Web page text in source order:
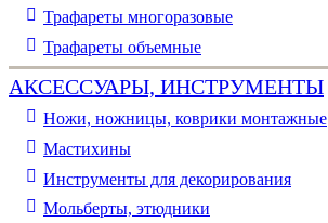
Трафареты многоразовые
Трафареты объемные
АКСЕССУАРЫ, ИНСТРУМЕНТЫ
Ножи, ножницы, коврики монтажные
Мастихины
Инструменты для декорирования
Мольберты, этюдники